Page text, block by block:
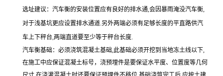
选址建议：汽车衡的安装位置应有良好的排水通 ,会因暴雨淹没汽车衡,
对于浅基坑更应设置排水通道.另外两端必须有足够长度的平直路供汽
车上下秤台,两端直道要至少等于秤台长度.
汽车衡基础：必须浇筑混凝土基础 此基础必须开挖到当地冻土线以下
在施工中应保证混凝土标号，浇预埋件是要保证水平度、位置度等几何